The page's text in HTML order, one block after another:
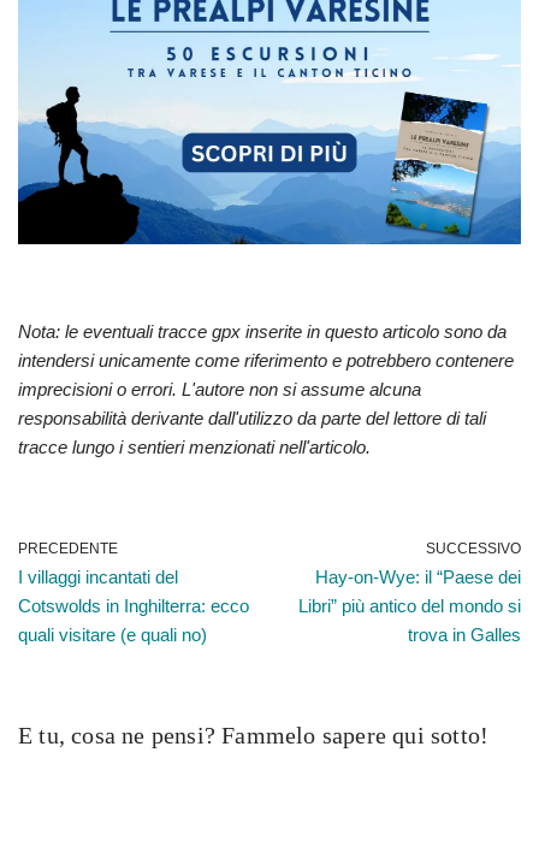
Nota: le eventuali tracce gpx inserite in questo articolo sono da
intendersi unicamente come riferimento e potrebbero contenere
imprecisioni o errori. L'autore non si assume alcuna
responsabilità derivante dall'utilizzo da parte del lettore di tali
tracce lungo i sentieri menzionati nell'articolo.
PRECEDENTE
I villaggi incantati del
Cotswolds in Inghilterra: ecco
quali visitare (e quali no)
SUCCESSIVO
Hay-on-Wye: il “Paese dei
Libri” più antico del mondo si
trova in Galles
E tu, cosa ne pensi? Fammelo sapere qui sotto!